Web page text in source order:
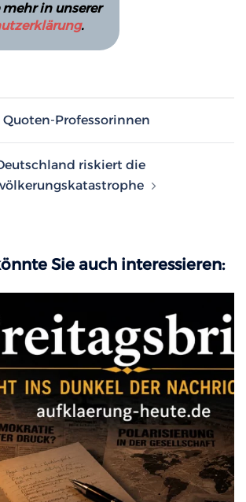
mehr in unserer
.
Quoten-Professorinnen
riskiert die
Sie auch interessieren: